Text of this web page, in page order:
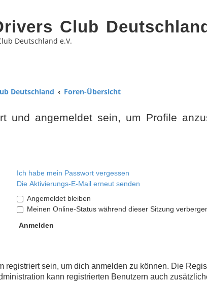
Club
Deutschland e.V.
Deutschland Foren-Übersicht
und angemeldet sein, um Profile
Ich habe mein Passwort vergessen
Die Aktivierungs-E-Mail erneut senden
Angemeldet bleiben
Meinen Online-Status während dieser Sitzung
registriert sein, um dich anmelden zu können. Die
kann registrierten Benutzern auch